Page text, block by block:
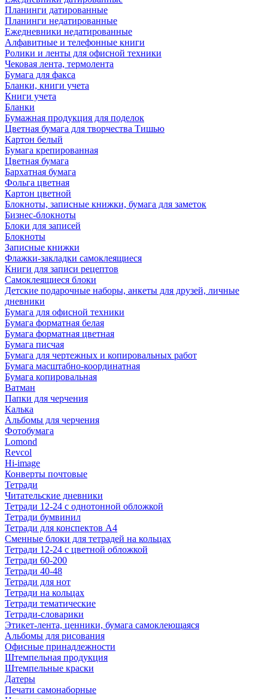
Планинги датированные
Планинги недатированные
Ежедневники недатированные
Алфавитные и телефонные книги
Ролики и ленты для офисной техники
Чековая лента, термолента
Бумага для факса
Бланки, книги учета
Книги учета
Бланки
Бумажная продукция для поделок
Цветная бумага для творчества Тишью
Картон белый
Бумага крепированная
Цветная бумага
Бархатная бумага
Фольга цветная
Картон цветной
Блокноты, записные книжки, бумага для заметок
Бизнес-блокноты
Блоки для записей
Блокноты
Записные книжки
Флажки-закладки самоклеящиеся
Книги для записи рецептов
Самоклеящиеся блоки
Детские подарочные наборы, анкеты для друзей, личные
дневники
Бумага для офисной техники
Бумага форматная белая
Бумага форматная цветная
Бумага писчая
Бумага для чертежных и копировальных работ
Бумага масштабно-координатная
Бумага копировальная
Ватман
Папки для черчения
Калька
Альбомы для черчения
Фотобумага
Lomond
Revcol
Hi-image
Конверты почтовые
Тетради
Читательские дневники
Тетради 12-24 с однотонной обложкой
Тетради бумвинил
Тетради для конспектов А4
Сменные блоки для тетрадей на кольцах
Тетради 12-24 с цветной обложкой
Тетради 60-200
Тетради 40-48
Тетради для нот
Тетради на кольцах
Тетради тематические
Тетради-словарики
Этикет-лента, ценники, бумага самоклеющаяся
Альбомы для рисования
Офисные принадлежности
Штемпельная продукция
Штемпельные краски
Датеры
Печати самонаборные